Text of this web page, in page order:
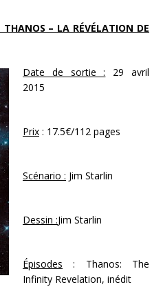
THANOS – LA RÉVÉLATION DE
Date de sortie : 29 avril
2015
Prix : 17.5€/112 pages
Scénario : Jim Starlin
Dessin :Jim Starlin
Épisodes : Thanos: The
Infinity Revelation, inédit